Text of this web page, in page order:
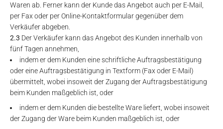
Waren ab. Ferner kann der Kunde das Angebot auch per E-Mail,
per Fax oder per Online-Kontaktformular gegenüber dem
Verkäufer abgeben.
2.3 Der Verkäufer kann das Angebot des Kunden innerhalb von
fünf Tagen annehmen,
indem er dem Kunden eine schriftliche Auftragsbestätigung
oder eine Auftragsbestätigung in Textform (Fax oder E-Mail)
übermittelt, wobei insoweit der Zugang der Auftragsbestätigung
beim Kunden maßgeblich ist, oder
indem er dem Kunden die bestellte Ware liefert, wobei insoweit
der Zugang der Ware beim Kunden maßgeblich ist, oder